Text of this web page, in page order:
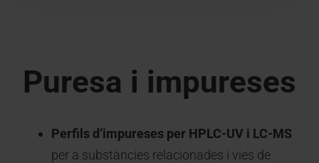
Puresa i impureses
Perfils d’impureses per HPLC-UV i LC-MS
per a substàncies relacionades i vies de